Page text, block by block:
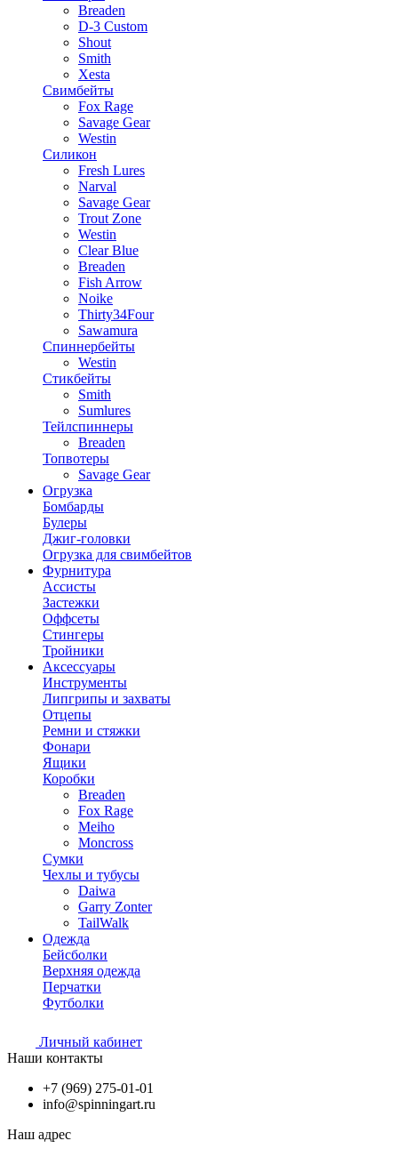
Breaden
D-3 Custom
Shout
Smith
Xesta
Свимбейты
Fox Rage
Savage Gear
Westin
Силикон
Fresh Lures
Narval
Savage Gear
Trout Zone
Westin
Clear Blue
Breaden
Fish Arrow
Noike
Thirty34Four
Sawamura
Спиннербейты
Westin
Стикбейты
Smith
Sumlures
Тейлспиннеры
Breaden
Топвотеры
Savage Gear
Огрузка
Бомбарды
Булеры
Джиг-головки
Огрузка для свимбейтов
Фурнитура
Ассисты
Застежки
Оффсеты
Стингеры
Тройники
Аксессуары
Инструменты
Липгрипы и захваты
Отцепы
Ремни и стяжки
Фонари
Ящики
Коробки
Breaden
Fox Rage
Meiho
Moncross
Сумки
Чехлы и тубусы
Daiwa
Garry Zonter
TailWalk
Одежда
Бейсболки
Верхняя одежда
Перчатки
Футболки
Личный кабинет
Наши контакты
+7 (969) 275-01-01
info@spinningart.ru
Наш адрес